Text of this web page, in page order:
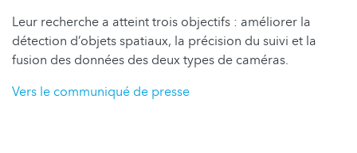
Leur recherche a atteint trois objectifs : améliorer la
détection d’objets spatiaux, la précision du suivi et la
fusion des données des deux types de caméras.
Vers le communiqué de presse